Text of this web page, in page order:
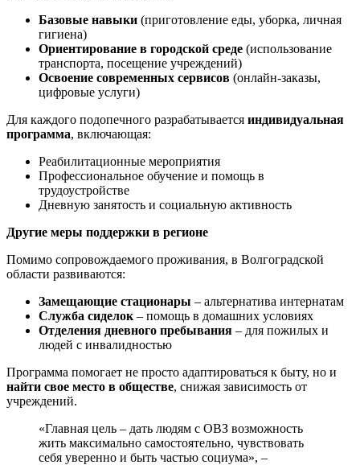
Базовые навыки (приготовление еды, уборка, личная
гигиена)
Ориентирование в городской среде (использование
транспорта, посещение учреждений)
Освоение современных сервисов (онлайн-заказы,
цифровые услуги)
Для каждого подопечного разрабатывается индивидуальная
программа, включающая:
Реабилитационные мероприятия
Профессиональное обучение и помощь в
трудоустройстве
Дневную занятость и социальную активность
Другие меры поддержки в регионе
Помимо сопровождаемого проживания, в Волгоградской
области развиваются:
Замещающие стационары – альтернатива интернатам
Служба сиделок – помощь в домашних условиях
Отделения дневного пребывания – для пожилых и
людей с инвалидностью
Программа помогает не просто адаптироваться к быту, но и
найти свое место в обществе, снижая зависимость от
учреждений.
«Главная цель – дать людям с ОВЗ возможность
жить максимально самостоятельно, чувствовать
себя уверенно и быть частью социума», –